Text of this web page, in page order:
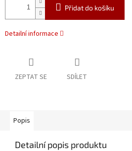
Přidat do košíku
Detailní informace
ZEPTAT SE SDÍLET
Popis
Detailní popis produktu